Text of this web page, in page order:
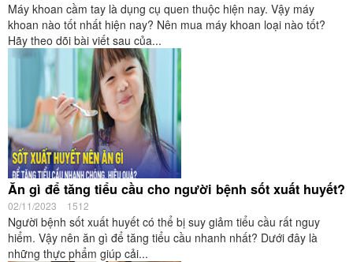
Máy khoan cầm tay là dụng cụ quen thuộc hiện nay. Vậy máy
khoan nào tốt nhất hiện nay? Nên mua máy khoan loại nào tốt?
Hãy theo dõi bài viết sau của...
Ăn gì để tăng tiểu cầu cho người bệnh sốt xuất huyết?
02/11/2023 1512
Người bệnh sốt xuất huyết có thể bị suy giảm tiểu cầu rất nguy
hiểm. Vậy nên ăn gì để tăng tiểu cầu nhanh nhất? Dưới đây là
những thực phẩm giúp cải...